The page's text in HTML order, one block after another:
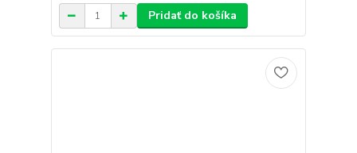
Pridať do košíka